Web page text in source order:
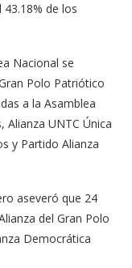
de los
Nacional se
Polo Patriótico
a la Asamblea
Alianza UNTC Única
y Partido Alianza
aseveró que 24
del Gran Polo
Democrática